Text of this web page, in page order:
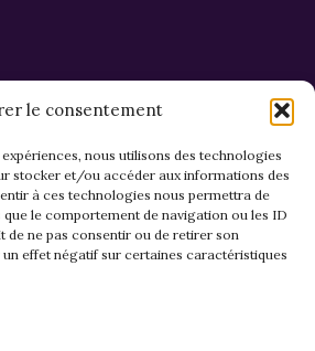
le consentement
nous utilisons des technologies
stocker et/ou accéder aux informations des
à ces technologies nous permettra de
le comportement de navigation ou les ID
de ne pas consentir ou de retirer son
effet négatif sur certaines caractéristiques
et Retours